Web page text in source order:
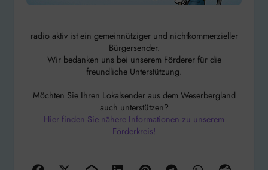
radio aktiv ist ein gemeinnütziger und nichtkommerzieller
Bürgersender.
Wir bedanken uns bei unserem Förderer für die
freundliche Unterstützung.
Möchten Sie Ihren Lokalsender aus dem Weserbergland
auch unterstützen?
Hier finden Sie nähere Informationen zu unserem
Förderkreis!